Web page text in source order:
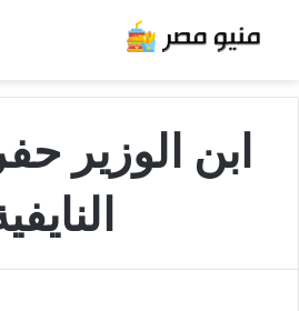
ابن الوزير